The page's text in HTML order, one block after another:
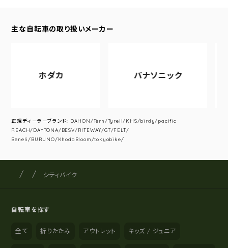
主な自転車の取り扱いメーカー
ホダカ パナソニック
正規ディーラーブランド: DAHON/Tern/Tyrell/KHS/birdy/pacific
REACH/DAYTONA/BESV/RITEWAY/GT/FELT/
Beneli/BURUNO/KhodaBloom/tokyobike/
サイト内の現在地
サイクルショップナカゴヤ
シティバイク
自転車を探す
全て 折りたたみ アウトレット キッズ / ジュニア